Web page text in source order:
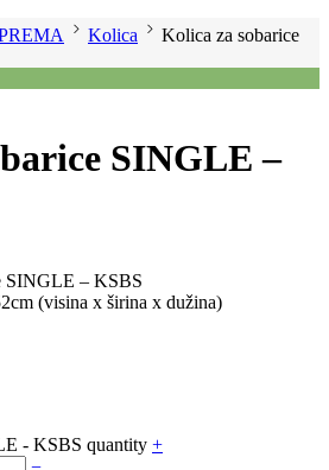
Kolica
Kolica za sobarice
SINGLE –
SINGLE – KSBS
(visina x širina x dužina)
- KSBS quantity +